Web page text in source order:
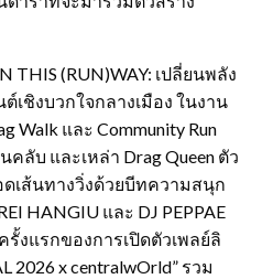
THIS (RUN)WAY: เปลี่ยนพลัง
เชิงบวกใจกลางเมือง ในงาน
Walk และ Community Run
ลับ และเหล่า Drag Queen ตัว
เส้นทางวิ่งด้วยบีทความสนุก
HANGIU และ DJ PEPPAE
งแรกของการเปิดตัวเพลย์ลิ
2026 x centralwOrld” รวม